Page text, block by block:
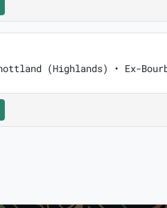
(Highlands) • Ex-